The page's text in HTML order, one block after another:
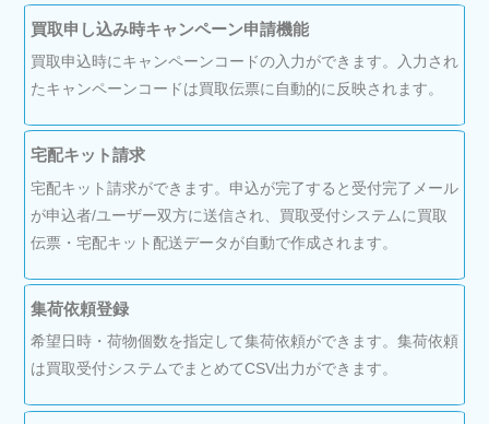
買取申し込み時キャンペーン申請機能
買取申込時にキャンペーンコードの入力ができます。入力され
たキャンペーンコードは買取伝票に自動的に反映されます。
宅配キット請求
宅配キット請求ができます。申込が完了すると受付完了メール
が申込者/ユーザー双方に送信され、買取受付システムに買取
伝票・宅配キット配送データが自動で作成されます。
集荷依頼登録
希望日時・荷物個数を指定して集荷依頼ができます。集荷依頼
は買取受付システムでまとめてCSV出力ができます。